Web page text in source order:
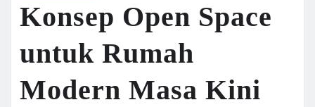
Konsep Open Space
untuk Rumah
Modern Masa Kini